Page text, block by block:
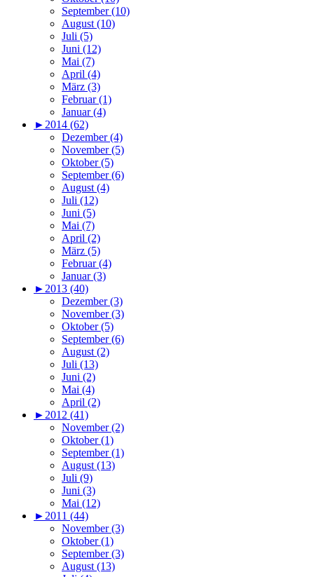
September (10)
August (10)
Juli (5)
Juni (12)
Mai (7)
April (4)
März (3)
Februar (1)
Januar (4)
►2014 (62)
Dezember (4)
November (5)
Oktober (5)
September (6)
August (4)
Juli (12)
Juni (5)
Mai (7)
April (2)
März (5)
Februar (4)
Januar (3)
►2013 (40)
Dezember (3)
November (3)
Oktober (5)
September (6)
August (2)
Juli (13)
Juni (2)
Mai (4)
April (2)
►2012 (41)
November (2)
Oktober (1)
September (1)
August (13)
Juli (9)
Juni (3)
Mai (12)
►2011 (44)
November (3)
Oktober (1)
September (3)
August (13)